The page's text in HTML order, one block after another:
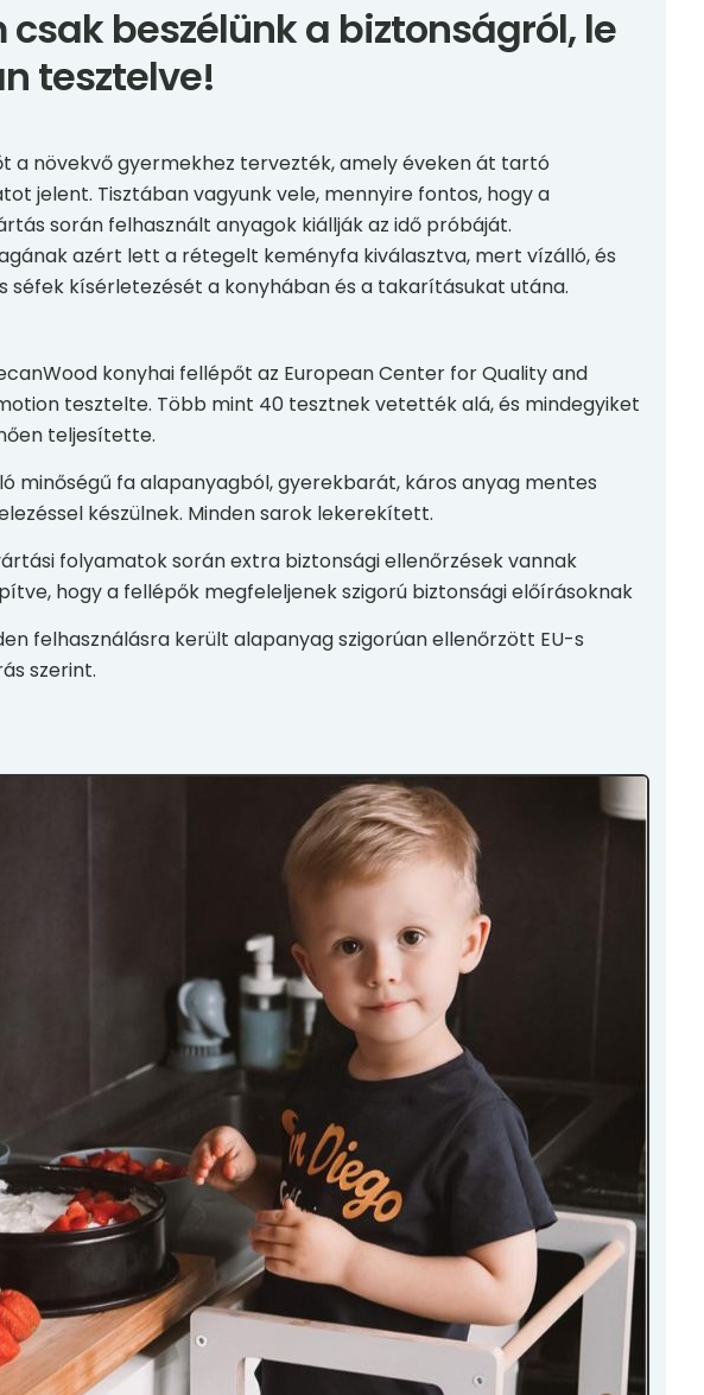
csak beszélünk a biztonságról, le
tesztelve!
a növekvő gyermekhez tervezték, amely éveken át tartó
jelent. Tisztában vagyunk vele, mennyire fontos, hogy a
során felhasznált anyagok kiállják az idő próbáját.
azért lett a rétegelt keményfa kiválasztva, mert vízálló, és
séfek kísérletezését a konyhában és a takarításukat utána.
konyhai fellépőt az European Center for Quality and
tesztelte. Több mint 40 tesztnek vetették alá, és mindegyiket
teljesítette.
minőségű fa alapanyagból, gyerekbarát, káros anyag mentes
készülnek. Minden sarok lekerekített.
folyamatok során extra biztonsági ellenőrzések vannak
hogy a fellépők megfeleljenek szigorú biztonsági előírásoknak
felhasználásra került alapanyag szigorúan ellenőrzött EU-s
szerint.